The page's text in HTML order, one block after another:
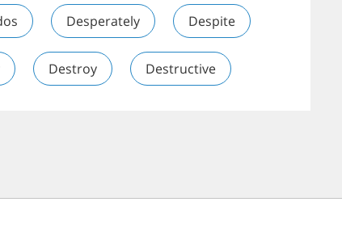
Desperately Despite
Destroy Destructive